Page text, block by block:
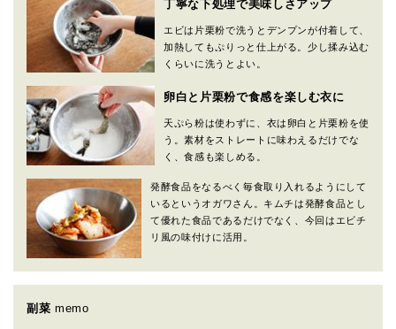
エビは片栗粉で洗うとデンプンが付着して、
加熱してもぷりっと仕上がる。少し揉み込む
くらいに洗うとよい。
卵白と片栗粉で食感を楽しむ衣に
天ぷら粉は使わずに、衣は卵白と片栗粉を使
う。素材をストレートに味わえるだけでな
く、食感も楽しめる。
発酵食品をなるべく毎食取り入れるようにして
いるというオガワさん。キムチは発酵食品とし
て優れた食品であるだけでなく、今回はエビチ
リ風の味付けに活用。
副菜 memo